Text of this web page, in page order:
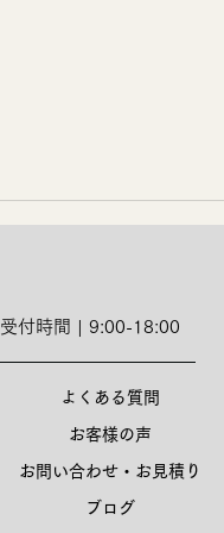
受付時間 | 9:00-18:00
よくある質問
お客様の声
お問い合わせ・お見積り
ブログ